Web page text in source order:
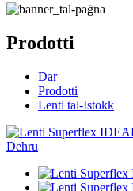
Prodotti
Dar
Prodotti
Lenti tal-Istokk